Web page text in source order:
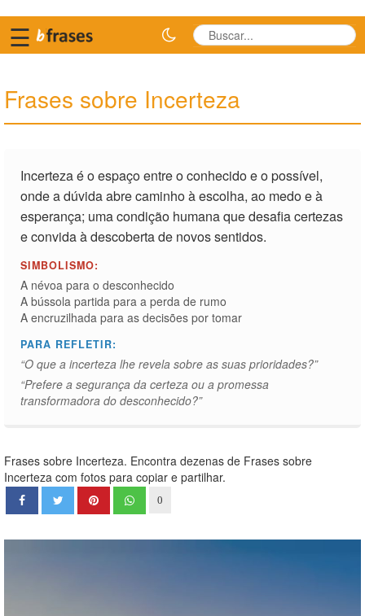
☰
Frases sobre Incerteza
Incerteza é o espaço entre o conhecido e o possível,
onde a dúvida abre caminho à escolha, ao medo e à
esperança; uma condição humana que desafia certezas
e convida à descoberta de novos sentidos.
SIMBOLISMO:
A névoa para o desconhecido
A bússola partida para a perda de rumo
A encruzilhada para as decisões por tomar
PARA REFLETIR:
“O que a incerteza lhe revela sobre as suas prioridades?”
“Prefere a segurança da certeza ou a promessa
transformadora do desconhecido?”
Frases sobre Incerteza. Encontra dezenas de Frases sobre
Incerteza com fotos para copiar e partilhar.
0